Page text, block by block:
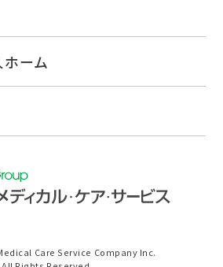
ーム
Care Service Company Inc.